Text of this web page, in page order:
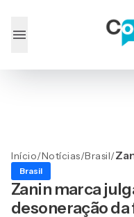
Início/Notícias/Brasil/
Brasil
Zanin marca
desoneração da